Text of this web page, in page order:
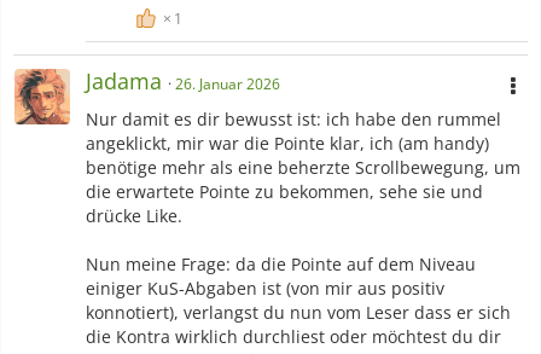
1
Jadama 26. Januar 2026
Nur damit es dir bewusst ist: ich habe den rummel
angeklickt, mir war die Pointe klar, ich (am handy)
benötige mehr als eine beherzte Scrollbewegung, um
die erwartete Pointe zu bekommen, sehe sie und
drücke Like.
Nun meine Frage: da die Pointe auf dem Niveau
einiger KuS-Abgaben ist (von mir aus positiv
konnotiert), verlangst du nun vom Leser dass er sich
die Kontra wirklich durchliest oder möchtest du dir